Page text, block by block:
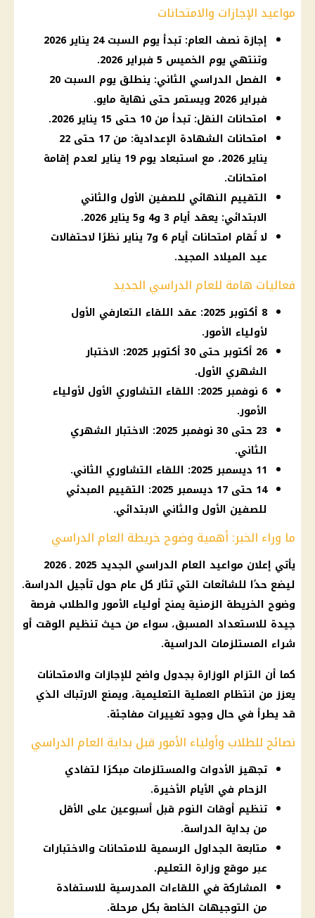
مواعيد الإجازات والامتحانات
إجازة نصف العام: تبدأ يوم السبت 24 يناير 2026
وتنتهي يوم الخميس 5 فبراير 2026.
الفصل الدراسي الثاني: ينطلق يوم السبت 20
فبراير 2026 ويستمر حتى نهاية مايو.
امتحانات النقل: تبدأ من 10 حتى 15 يناير 2026.
امتحانات الشهادة الإعدادية: من 17 حتى 22
يناير 2026، مع استبعاد يوم 19 يناير لعدم إقامة
امتحانات.
التقييم النهائي للصفين الأول والثاني
الابتدائي: يعقد أيام 3 و4 و5 يناير 2026.
لا تُقام امتحانات أيام 6 و7 يناير نظرًا لاحتفالات
عيد الميلاد المجيد.
فعاليات هامة للعام الدراسي الجديد
8 أكتوبر 2025: عقد اللقاء التعارفي الأول
لأولياء الأمور.
26 أكتوبر حتى 30 أكتوبر 2025: الاختبار
الشهري الأول.
6 نوفمبر 2025: اللقاء التشاوري الأول لأولياء
الأمور.
23 حتى 30 نوفمبر 2025: الاختبار الشهري
الثاني.
11 ديسمبر 2025: اللقاء التشاوري الثاني.
14 حتى 17 ديسمبر 2025: التقييم المبدئي
للصفين الأول والثاني الابتدائي.
ما وراء الخبر: أهمية وضوح خريطة العام الدراسي
يأتي إعلان مواعيد العام الدراسي الجديد 2025 ـ 2026
ليضع حدًا للشائعات التي تثار كل عام حول تأجيل الدراسة.
وضوح الخريطة الزمنية يمنح أولياء الأمور والطلاب فرصة
جيدة للاستعداد المسبق، سواء من حيث تنظيم الوقت أو
شراء المستلزمات الدراسية.
كما أن التزام الوزارة بجدول واضح للإجازات والامتحانات
يعزز من انتظام العملية التعليمية، ويمنع الارتباك الذي
قد يطرأ في حال وجود تغييرات مفاجئة.
نصائح للطلاب وأولياء الأمور قبل بداية العام الدراسي
تجهيز الأدوات والمستلزمات مبكرًا لتفادي
الزحام في الأيام الأخيرة.
تنظيم أوقات النوم قبل أسبوعين على الأقل
من بداية الدراسة.
متابعة الجداول الرسمية للامتحانات والاختبارات
عبر موقع وزارة التعليم.
المشاركة في اللقاءات المدرسية للاستفادة
من التوجيهات الخاصة بكل مرحلة.